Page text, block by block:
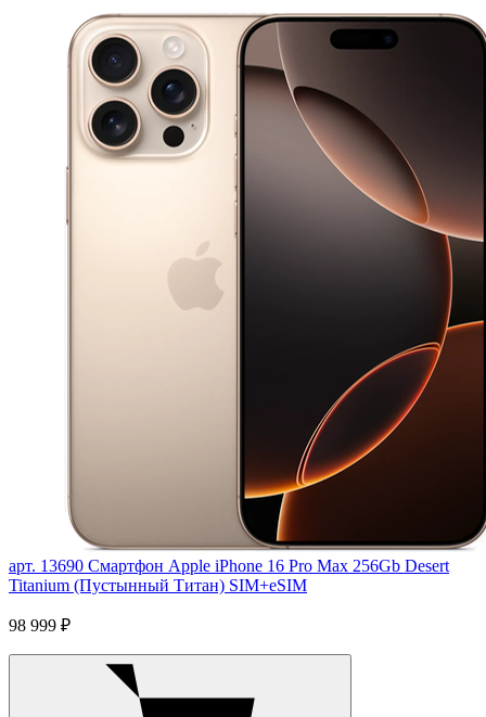
арт. 13690 Смартфон Apple iPhone 16 Pro Max 256Gb Desert
Titanium (Пустынный Титан) SIM+eSIM
98 999 ₽